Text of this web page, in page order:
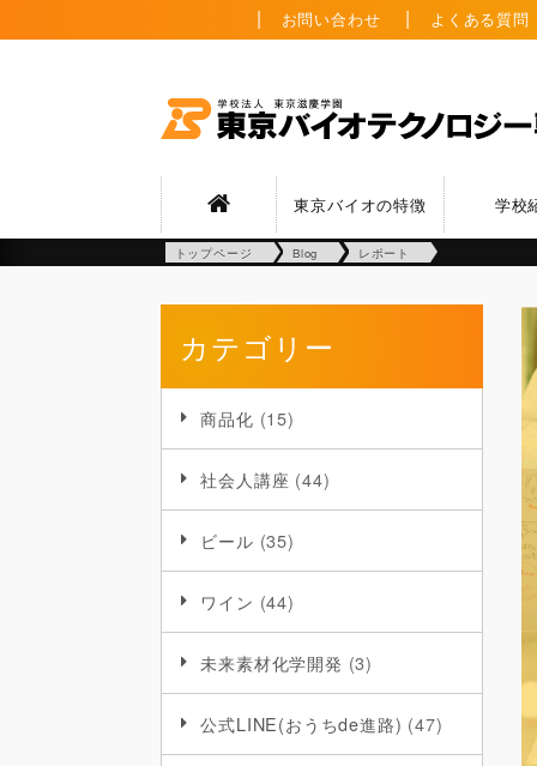
お問い合わせ よくある質問
東京バイオの特徴 学校
トップページ Blog レポート
カテゴリー
商品化 (15)
社会人講座 (44)
ビール (35)
ワイン (44)
未来素材化学開発 (3)
公式LINE(おうちde進路) (47)